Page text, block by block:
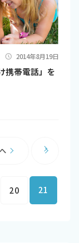
2014年8月19日
携帯電話」を
20 21